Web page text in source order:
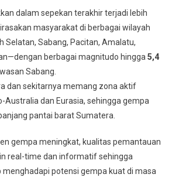
dalam sepekan terakhir terjadi lebih
masyarakat di berbagai wilayah
Selatan, Sabang, Pacitan, Amalatu,
berbagai magnitudo hingga 5,4
Sabang
dan sekitarnya memang zona aktif
Australia dan Eurasia, sehingga gempa
pantai barat Sumatera.
gempa meningkat, kualitas pemantauan
real-time dan informatif sehingga
potensi gempa kuat di masa